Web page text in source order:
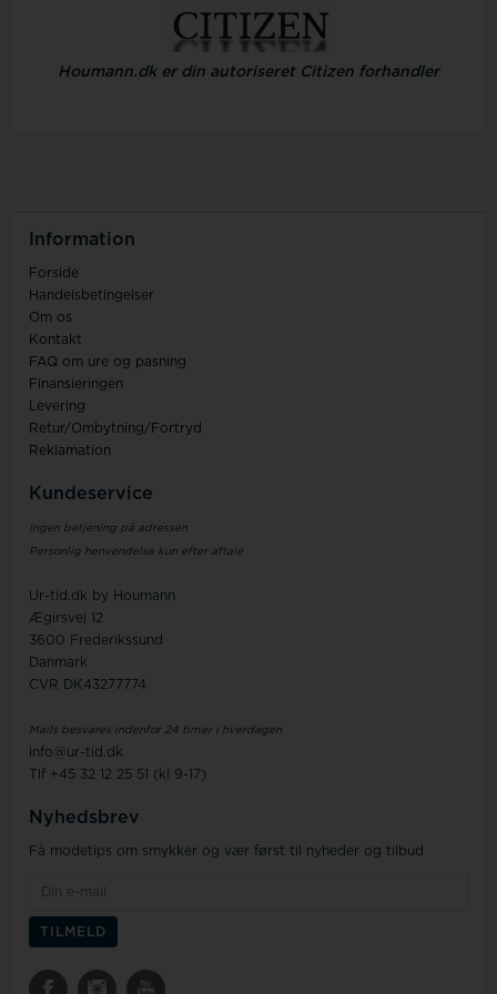
Houmann.dk er din autoriseret Citizen forhandler
Information
Forside
Handelsbetingelser
Om os
Kontakt
FAQ om ure og pasning
Finansieringen
Levering
Retur/Ombytning/Fortryd
Reklamation
Kundeservice
Ingen betjening på adressen
Personlig henvendelse kun efter aftale
Ur-tid.dk by Houmann
Ægirsvej 12
3600 Frederikssund
Danmark
CVR DK43277774
Mails besvares indenfor 24 timer i hverdagen
info@ur-tid.dk
Tlf +45 32 12 25 51 (kl 9-17)
Nyhedsbrev
Få modetips om smykker og vær først til nyheder og tilbud